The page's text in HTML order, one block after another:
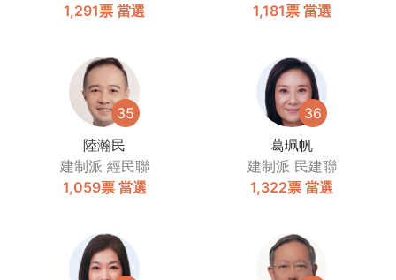
1,291票 當選 1,181票 當選
35
陸瀚民
建制派 經民聯
1,059票 當選
36
葛珮帆
建制派 民建聯
1,322票 當選